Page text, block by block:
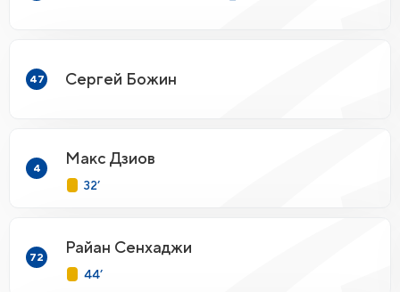
47 Сергей Божин
4
Макс Дзиов
32’
72
Райан Сенхаджи
44’